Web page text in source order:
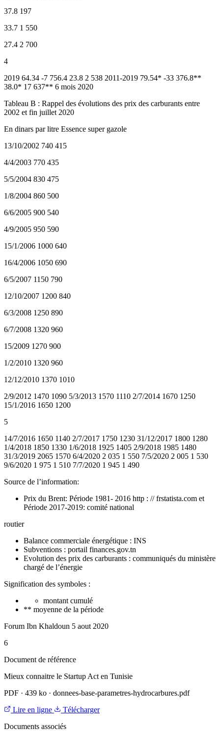
37.8 197
33.7 1 550
27.4 2 700
4
2019 64.34 -7 756.4 23.8 2 538 2011-2019 79.54* -33 376.8**
38.0* 17 637** 6 mois 2020
Tableau B : Rappel des évolutions des prix des carburants entre
2002 et fin juillet 2020
En dinars par litre Essence super gazole
13/10/2002 740 415
4/4/2003 770 435
5/5/2004 830 475
1/8/2004 860 500
6/6/2005 900 540
4/9/2005 950 590
15/1/2006 1000 640
16/4/2006 1050 690
6/5/2007 1150 790
12/10/2007 1200 840
6/3/2008 1250 890
6/7/2008 1320 960
15/2009 1270 900
1/2/2010 1320 960
12/12/2010 1370 1010
2/9/2012 1470 1090 5/3/2013 1570 1110 2/7/2014 1670 1250
15/1/2016 1650 1200
5
14/7/2016 1650 1140 2/7/2017 1750 1230 31/12/2017 1800 1280
1/4/2018 1850 1330 1/6/2018 1925 1405 2/9/2018 1985 1480
31/3/2019 2065 1570 6/4/2020 2 035 1 550 7/5/2020 2 005 1 530
9/6/2020 1 975 1 510 7/7/2020 1 945 1 490
Source de l’information:
Prix du Brent: Période 1981- 2016 http : // frstatista.com et
Période 2017-2019: comité national
routier
Balance commerciale énergétique : INS
Subventions : portail finances.gov.tn
Evolution des prix des carburants : communiqués du ministère
chargé de l’énergie
Signification des symboles :
montant cumulé
** moyenne de la période
Forum Ibn Khaldoun 5 aout 2020
6
Document de référence
Mieux connaitre le Startup Act en Tunisie
PDF · 439 ko · donnees-base-parametres-hydrocarbures.pdf
Lire en ligne
Télécharger
Documents associés